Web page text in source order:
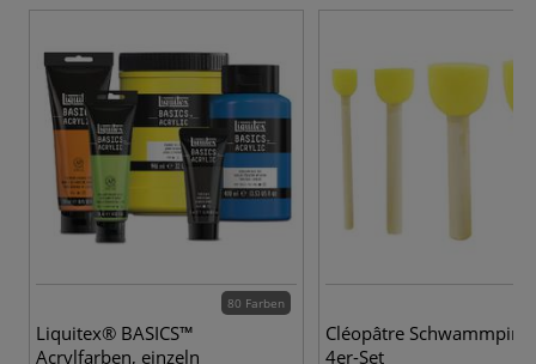
80 Farben
Liquitex® BASICS™
Acrylfarben, einzeln
Cléopâtre
4er-Set